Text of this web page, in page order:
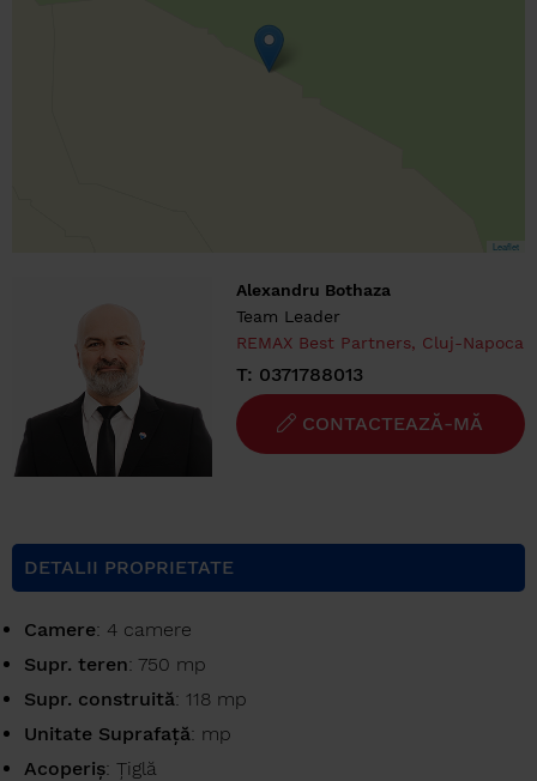
Leaflet
Alexandru Bothaza
Team Leader
REMAX Best Partners, Cluj-Napoca
T: 0371788013
CONTACTEAZĂ-MĂ
DETALII PROPRIETATE
Camere: 4 camere
Supr. teren: 750 mp
Supr. construită: 118 mp
Unitate Suprafață: mp
Acoperiș: Țiglă